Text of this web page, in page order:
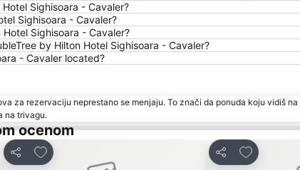
Sighisoara - Cavaler?
Sighisoara - Cavaler?
Sighisoara - Cavaler?
by Hilton Hotel Sighisoara - Cavaler?
- Cavaler located?
za rezervaciju neprestano se menjaju. To znači da ponuda koju vidiš
na trivagu.
ocenom
Deli
Dodati u favorite
Deli
Dodati u